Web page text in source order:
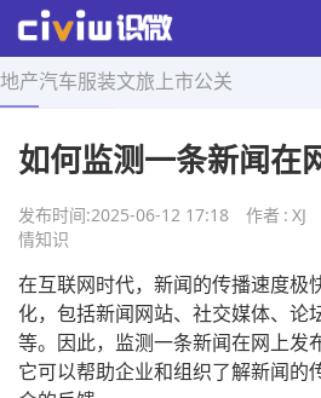
地产汽车服装文旅 上市公关
首页 > 舆情知识 > 正文
如何监测一条新闻在
发布时间:2025-06-12 17:18 作者 : XJ
情知识
在互联网时代，新闻的传播速度极
化，包括新闻网站、社交媒体、论
等。因此，监测一条新闻在网上发
它可以帮助企业和组织了解新闻的